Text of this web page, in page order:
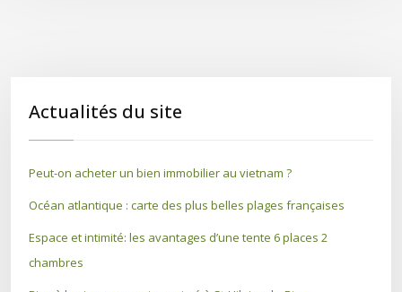
Actualités du site
Peut-on acheter un bien immobilier au vietnam ?
Océan atlantique : carte des plus belles plages françaises
Espace et intimité: les avantages d’une tente 6 places 2
chambres